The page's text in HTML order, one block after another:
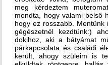
meg kérdeztem
mondta, hogy valami belső
hogy ez rosszabb.
gégészetnél kezdtünk:)
dokihoz, aki a bátyámat
párkapcsolata és családi
került, ahogy szüleim is